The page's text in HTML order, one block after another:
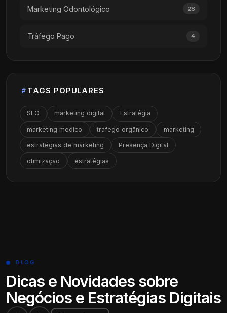
Marketing Odontológico 28
Tráfego Pago 4
TAGS POPULARES
SEO marketing digital Estratégia
marketing medico tráfego orgânico marketing
estratégias de marketing Presença Digital
otimização estratégias
BLOG
Dicas e Novidades sobre
Negócios e Estratégias Digitais